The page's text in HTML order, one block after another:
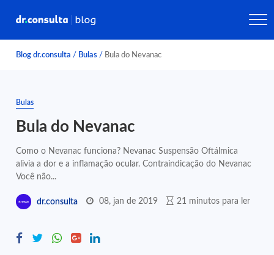
Blog dr.consulta / Bulas / Bula do Nevanac
Bulas
Bula do Nevanac
Como o Nevanac funciona? Nevanac Suspensão Oftálmica
alivia a dor e a inflamação ocular. Contraindicação do Nevanac
Você não...
dr.consulta 08, jan de 2019 21 minutos para ler